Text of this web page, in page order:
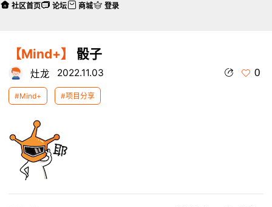
【Mind+】 骰子
灶龙 2022.11.03 0
#Mind+ #项目分享
社区首页 论坛 商城 登录